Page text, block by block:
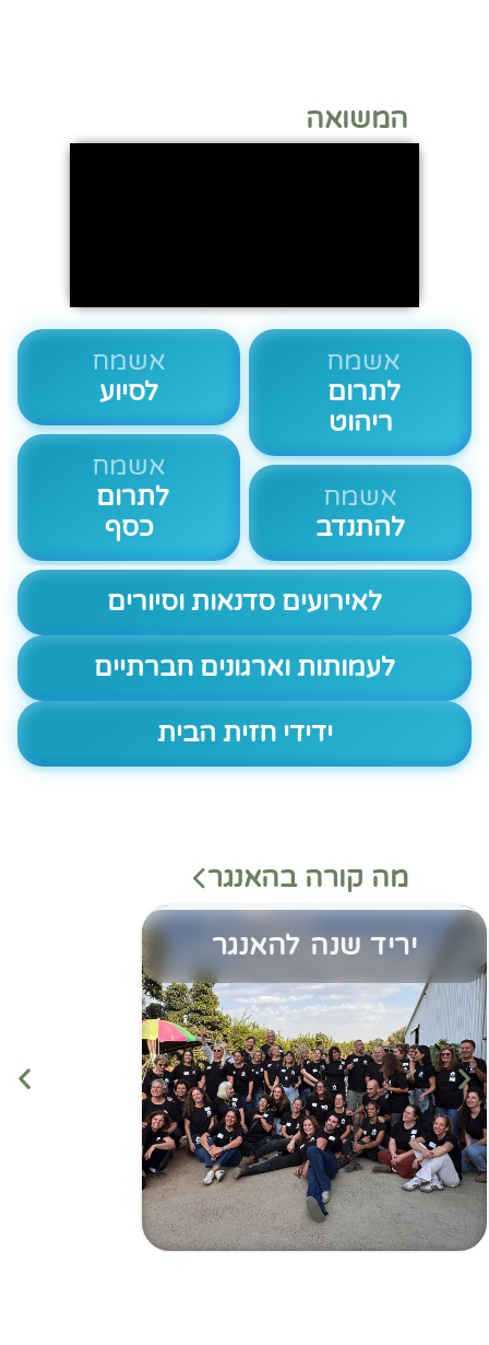
המשואה
אשמח
לתרום
ריהוט
אשמח
להתנדב
אשמח
לסיוע
אשמח
לתרום
כסף
לאירועים סדנאות וסיורים
לעמותות וארגונים חברתיים
ידידי חזית הבית
מה קורה בהאנגר
יריד שנה להאנגר